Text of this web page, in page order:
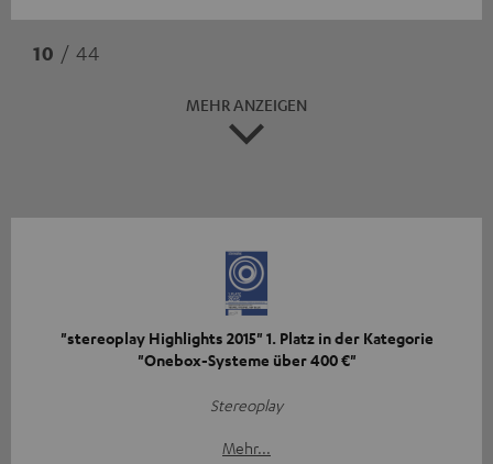
10 / 44
MEHR ANZEIGEN
"stereoplay Highlights 2015" 1. Platz in der Kategorie
"Onebox-Systeme über 400 €"
Stereoplay
Mehr...